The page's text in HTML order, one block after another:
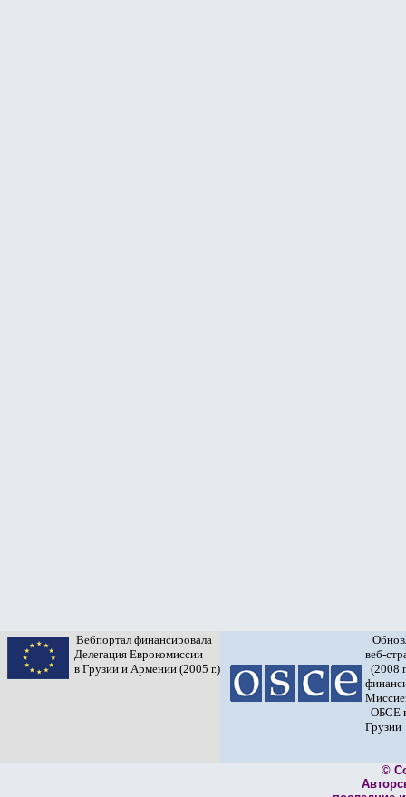
Вебпортал финансировала
Делегация Еврокомиссии
в Грузии и Армении (2005 г.)
веб-
(2008
ОБСЕ
Грузии
©